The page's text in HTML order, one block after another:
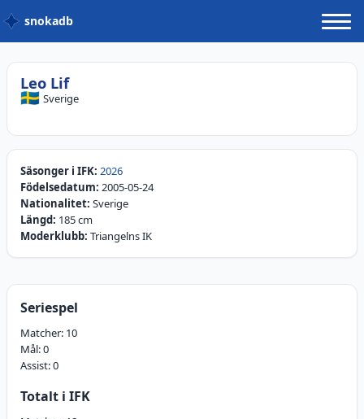
snokadb
Leo Lif
🇸🇪 Sverige
Säsonger i IFK: 2026
Födelsedatum: 2005-05-24
Nationalitet: Sverige
Längd: 185 cm
Moderklubb: Triangelns IK
Seriespel
Matcher: 10
Mål:0
Assist:0
Totalt i IFK